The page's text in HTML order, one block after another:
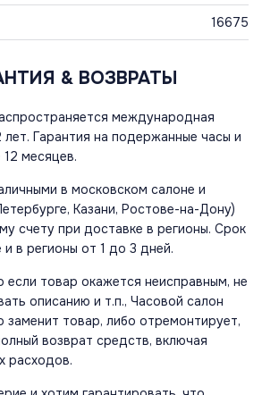
16675
& ВОЗВРАТЫ
международная
лет. Гарантия на подержанные часы и
месяцев.
в московском салоне и
Казани, Ростове-на-Дону)
счету при доставке в регионы. Срок
в регионы от 1 до 3 дней.
если товар окажется неисправным, не
описанию и т.п., Часовой салон
заменит товар, либо отремонтирует,
возврат средств, включая
расходов.